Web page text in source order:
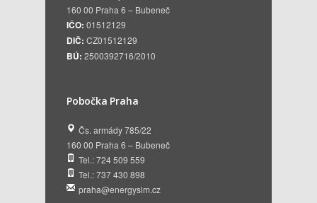
160 00 Praha 6 – Bubeneč
IČO: 01512129
DIČ: CZ01512129
BÚ: 2500392716/2010
Pobočka Praha
Čs. armády 785/22
160 00 Praha 6 – Bubeneč
Tel.: 724 509 559
Tel.: 737 430 898
praha@energysim.cz